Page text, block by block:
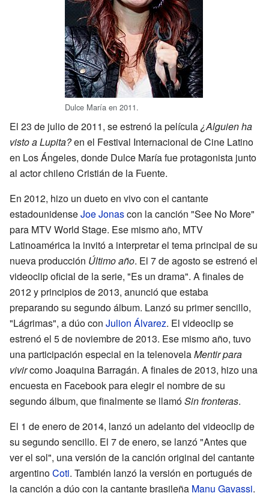
Dulce María en 2011.
El 23 de julio de 2011, se estrenó la película¿Alguien ha
visto a Lupita?en el Festival Internacional de Cine Latino
en Los Ángeles, donde Dulce María fue protagonista junto
al actor chileno Cristián de la Fuente.
En 2012, hizo un dueto en vivo con el cantante
estadounidenseJoe Jonascon la canción "See No More"
para MTV World Stage. Ese mismo año, MTV
Latinoamérica la invitó a interpretar el tema principal de su
nueva producción Último año. El 7 de agosto se estrenó el
videoclip oficial de la serie, "Es un drama". A finales de
2012 y principios de 2013, anunció que estaba
preparando su segundo álbum. Lanzó su primer sencillo,
"Lágrimas", a dúo con Julion Álvarez. El videoclip se
estrenó el 5 de noviembre de 2013. Ese mismo año, tuvo
una participación especial en la telenovelaMentir para
vivircomo Joaquina Barragán. A finales de 2013, hizo una
encuesta en Facebook para elegir el nombre de su
segundo álbum, que finalmente se llamóSin fronteras.
El 1 de enero de 2014, lanzó un adelanto del videoclip de
su segundo sencillo. El 7 de enero, se lanzó "Antes que
ver el sol", una versión de la canción original del cantante
argentinoCoti. También lanzó la versión en portugués de
la canción a dúo con la cantante brasileña Manu Gavassi.